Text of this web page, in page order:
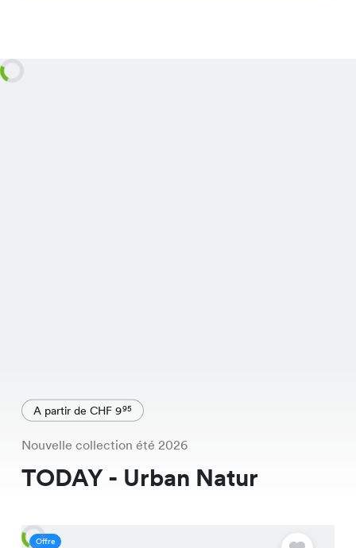
A partir de CHF 995
Nouvelle collection été 2026
TODAY - Urban Natur
Offre